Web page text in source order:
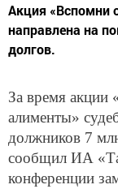
Акция «Вспомни
направлена на
долгов.
За время акции
алименты»
должников 7
сообщил ИА
конференции